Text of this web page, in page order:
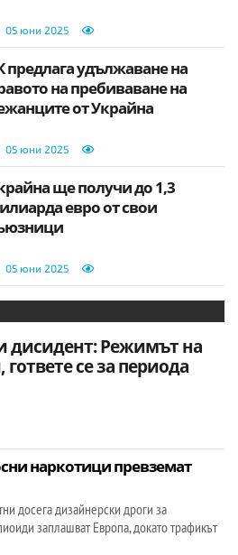
05 юни 2025
предлага удължаване на
на пребиваване на
от Украйна
05 юни 2025
ще получи до 1,3
евро от свои
05 юни 2025
дисидент: Режимът на
се за периода
наркотици превземат
досега дизайнерски дроги за
заплашват Европа, докато трафикът